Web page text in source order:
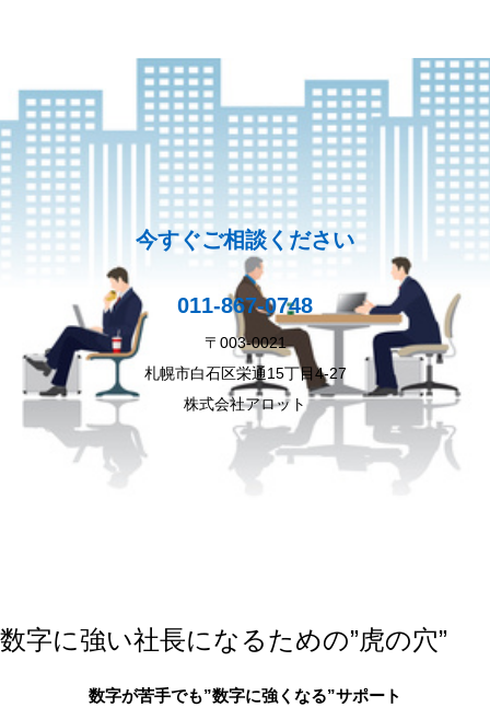
今すぐご相談ください
011-867-0748
〒003-0021
札幌市白石区栄通15丁目4-27
株式会社アロット
数字に強い社長になるための”虎の穴”
数字が苦手でも”数字に強くなる”サポート